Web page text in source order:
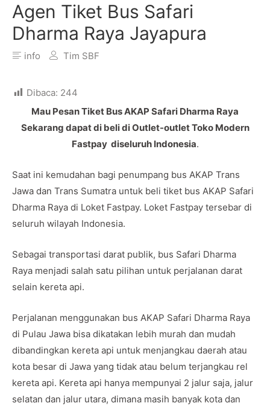
Agen Tiket Bus Safari
Dharma Raya Jayapura
info Tim SBF
Dibaca: 244
Mau Pesan Tiket Bus AKAP Safari Dharma Raya
Sekarang dapat di beli di Outlet-outlet Toko Modern
Fastpay diseluruh Indonesia.
Saat ini kemudahan bagi penumpang bus AKAP Trans
Jawa dan Trans Sumatra untuk beli tiket bus AKAP Safari
Dharma Raya di Loket Fastpay. Loket Fastpay tersebar di
seluruh wilayah Indonesia.
Sebagai transportasi darat publik, bus Safari Dharma
Raya menjadi salah satu pilihan untuk perjalanan darat
selain kereta api.
Perjalanan menggunakan bus AKAP Safari Dharma Raya
di Pulau Jawa bisa dikatakan lebih murah dan mudah
dibandingkan kereta api untuk menjangkau daerah atau
kota besar di Jawa yang tidak atau belum terjangkau rel
kereta api. Kereta api hanya mempunyai 2 jalur saja, jalur
selatan dan jalur utara, dimana masih banyak kota dan